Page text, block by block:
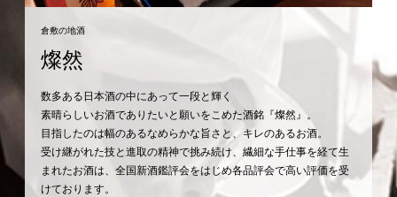
倉敷の地酒
燦然
数多ある日本酒の中にあって一段と輝く
素晴らしいお酒でありたいと願いをこめた酒銘『燦然』。
目指したのは幅のあるなめらかな旨さと、キレのあるお酒。
受け継がれた技と進取の精神で挑み続け、繊細な手仕事を経て生
まれたお酒は、全国新酒鑑評会をはじめ各品評会で高い評価を受
けております。